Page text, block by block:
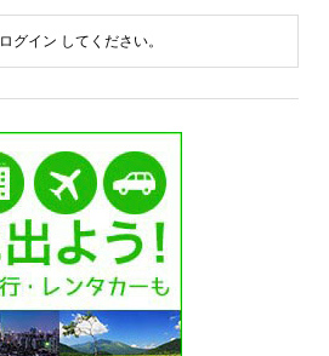
ログイン してください。